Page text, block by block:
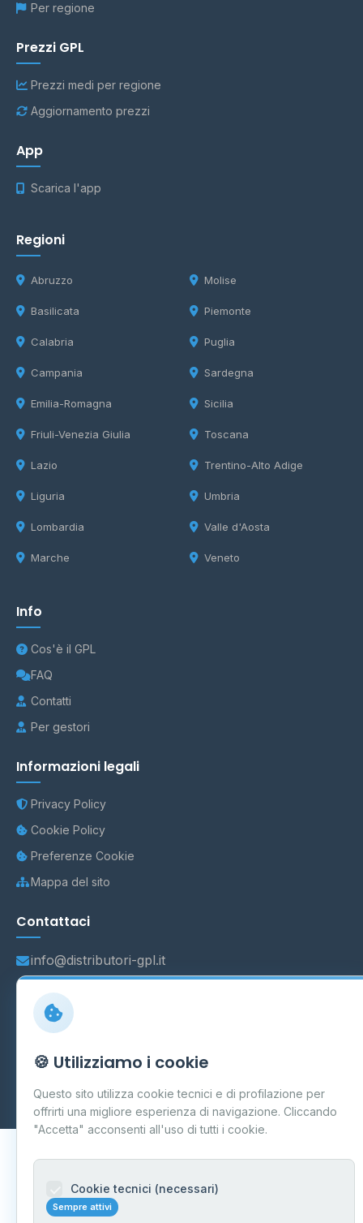
Per regione
Prezzi GPL
Prezzi medi per regione
Aggiornamento prezzi
App
Scarica l'app
Regioni
Abruzzo
Basilicata
Calabria
Campania
Emilia-Romagna
Friuli-Venezia Giulia
Lazio
Liguria
Lombardia
Marche
Molise
Piemonte
Puglia
Sardegna
Sicilia
Toscana
Trentino-Alto Adige
Umbria
Valle d'Aosta
Veneto
Info
Cos'è il GPL
FAQ
Contatti
Per gestori
Informazioni legali
Privacy Policy
Cookie Policy
Preferenze Cookie
Mappa del sito
Contattaci
info@distributori-gpl.it
Carpi P.IVA 03859300364
Dati forniti da Ministero delle Imprese e del Made in Italy
Aggiornamento quotidiano
🍪 Utilizziamo i cookie
Questo sito utilizza cookie tecnici e di profilazione per
offrirti una migliore esperienza di navigazione. Cliccando
"Accetta" acconsenti all'uso di tutti i cookie.
Cookie tecnici (necessari)
Sempre attivi